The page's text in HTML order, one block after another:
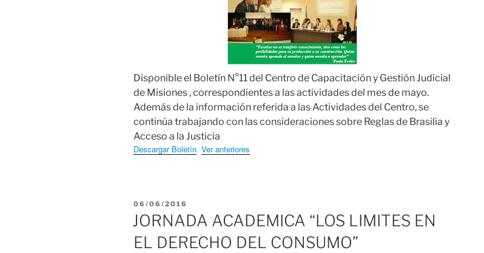
Disponible el Boletín N°11 del Centro de Capacitación y Gestión Judicial
de Misiones , correspondientes a las actividades del mes de mayo.
Además de la información referida a las Actividades del Centro, se
continúa trabajando con las consideraciones sobre Reglas de Brasilia y
Acceso a la Justicia
Descargar Boletín Ver anteriores
PUBLICADO
EL
06/06/2016
JORNADA ACADEMICA “LOS LIMITES EN
EL DERECHO DEL CONSUMO”